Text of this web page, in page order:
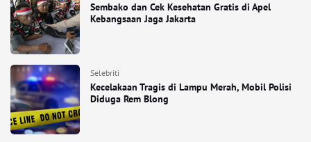
Sembako dan Cek Kesehatan Gratis di Apel
Kebangsaan Jaga Jakarta
Selebriti
Kecelakaan Tragis di Lampu Merah, Mobil Polisi
Diduga Rem Blong